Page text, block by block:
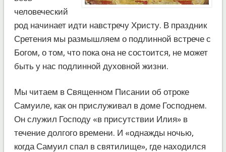
человеческий
род начинает идти навстречу Христу. В праздник
Сретения мы размышляем о подлинной встрече с
Богом, о том, что пока она не состоится, не может
быть у нас подлинной духовной жизни.
Мы читаем в Священном Писании об отроке
Самуиле, как он прислуживал в доме Господнем.
Он служил Господу «в присутствии Илия» в
течение долгого времени. И «однажды ночью,
когда Самуил спал в святилище», где находился